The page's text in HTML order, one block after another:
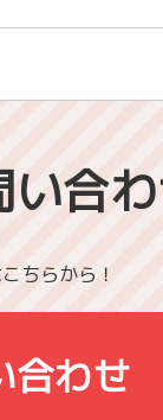
合
ちらから！
合わせ